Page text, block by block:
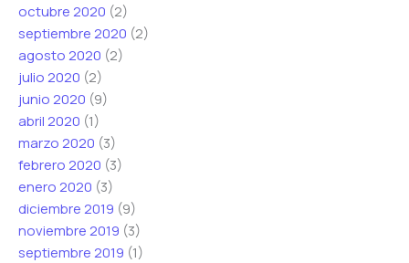
octubre 2020 (2)
septiembre 2020 (2)
agosto 2020 (2)
julio 2020 (2)
junio 2020 (9)
abril 2020 (1)
marzo 2020 (3)
febrero 2020 (3)
enero 2020 (3)
diciembre 2019 (9)
noviembre 2019 (3)
septiembre 2019 (1)